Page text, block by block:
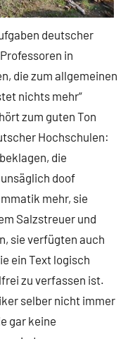
deutscher
in
die zum allgemeinen
nichts mehr“
zum guten Ton
Hochschulen:
die
doof
mehr, sie
Salzstreuer und
sie verfügten auch
ein Text logisch
zu verfassen ist.
selber nicht immer
gar keine